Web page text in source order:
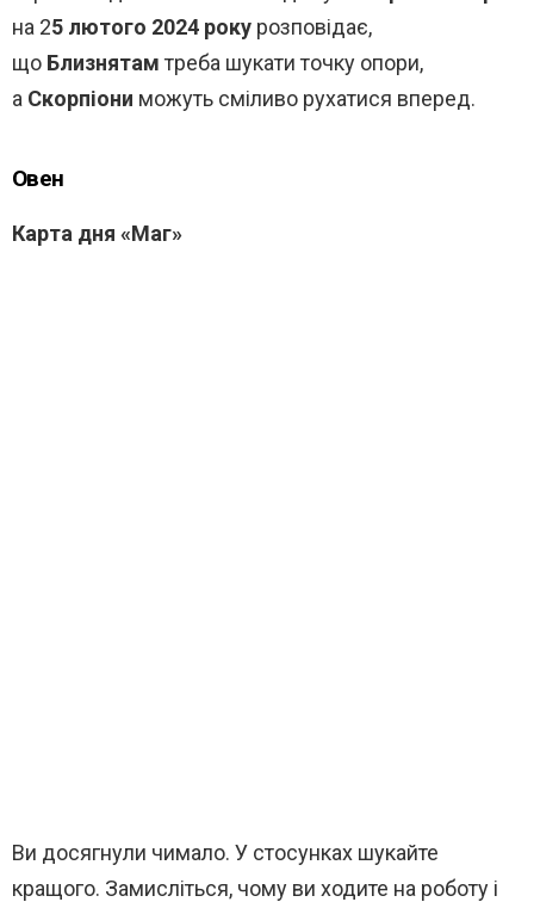
на 25 лютого 2024 року розповідає,
що Близнятамтреба шукати точку опори,
а Скорпіони можуть сміливо рухатися вперед.
Овен
Карта дня «Маг»
Ви досягнули чимало. У стосунках шукайте
кращого. Замисліться, чому ви ходите на роботу і